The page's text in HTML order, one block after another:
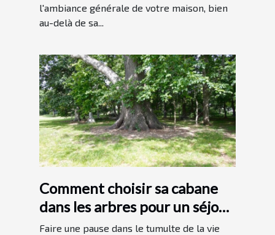
l'ambiance générale de votre maison, bien
au-delà de sa...
Comment choisir sa cabane
dans les arbres pour un séjour
unique
Faire une pause dans le tumulte de la vie